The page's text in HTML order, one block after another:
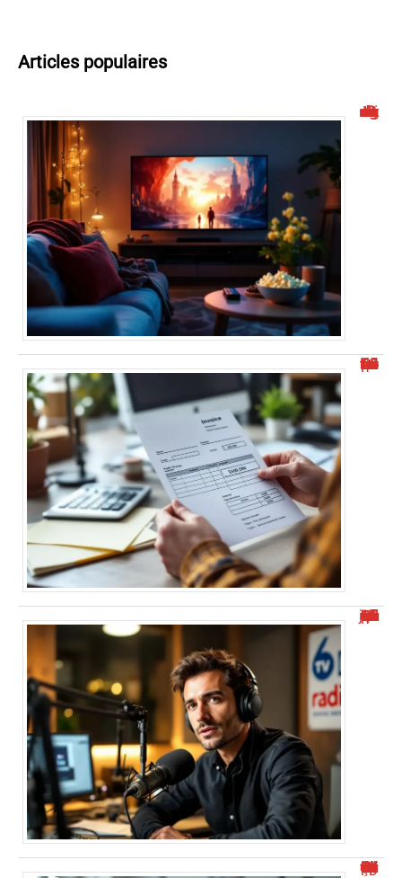
Articles populaires
Malgrim : un site de streaming à connaître
Où trouver l’identifiant structure publique facilement ?
“Alexis Morel journaliste : Qui est-il et quel est son parcours ?”
“Numéro de téléphone commençant par 0424 : Comment éviter le démarchage ?”